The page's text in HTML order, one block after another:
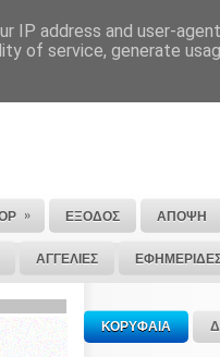
» ΕΞΟΔΟΣ ΑΠΟΨΗ
ΑΓΓΕΛΙΕΣ
ΚΟΡΥΦΑΙΑ
IP address and user-agent
of service, generate